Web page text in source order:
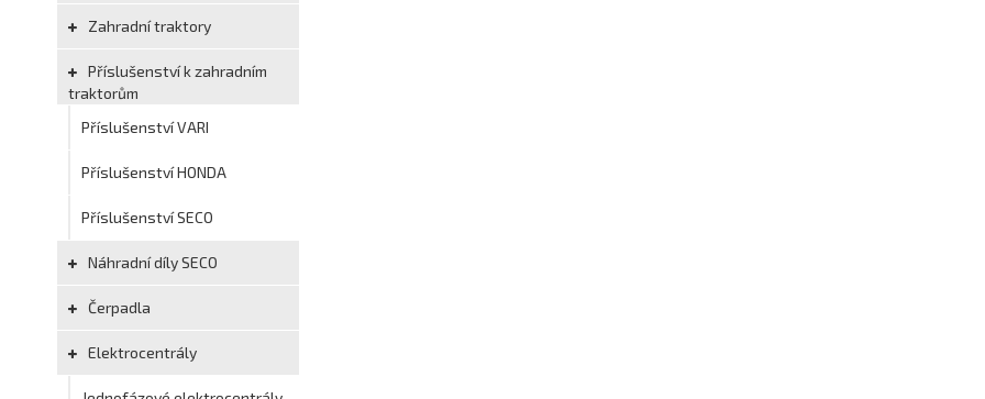
Zahradní traktory
Příslušenství k zahradním
traktorům
Příslušenství VARI
Příslušenství HONDA
Příslušenství SECO
Náhradní díly SECO
Čerpadla
Elektrocentrály